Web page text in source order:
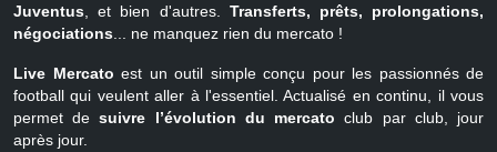
Juventus, et bien d'autres. Transferts, prêts, prolongations,
négociations... ne manquez rien du mercato !
Live Mercato est un outil simple conçu pour les passionnés de
football qui veulent aller à l'essentiel. Actualisé en continu, il vous
permet desuivre l’évolution du mercato club par club, jour
après jour.